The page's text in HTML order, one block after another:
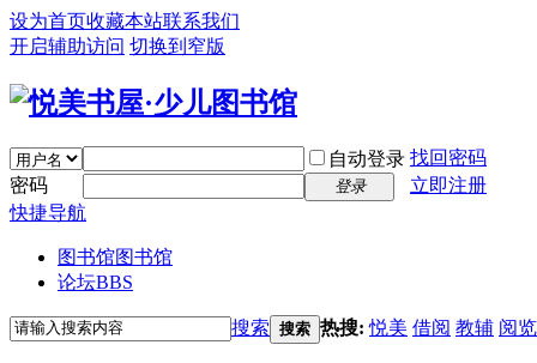
设为首页收藏本站联系我们
开启辅助访问 切换到窄版
自动登录 找回密码
密码
登录
立即注册
快捷导航
图书馆图书馆
论坛BBS
搜索 搜索 热搜:悦美 借阅 教辅 阅览